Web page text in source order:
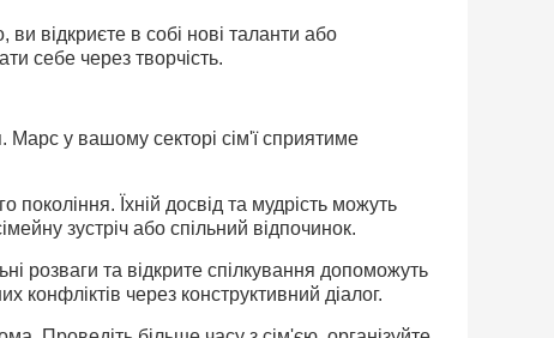
відкриєте в собі нові таланти або
себе через творчість.
Марс у вашому секторі сім'ї сприятиме
Їхній досвід та мудрість можуть
зустріч або спільний відпочинок.
розваги та відкрите спілкування допоможуть
через конструктивний діалог.